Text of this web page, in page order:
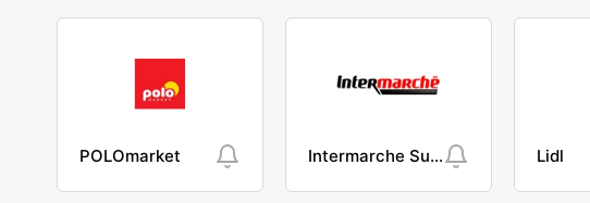
POLOmarket Intermarche Super Lidl